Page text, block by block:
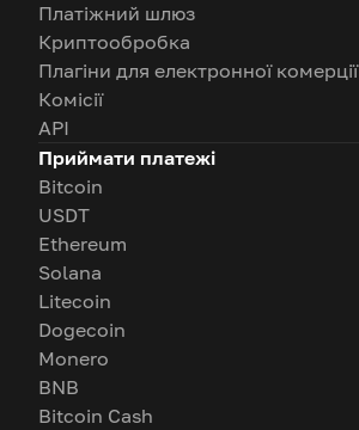
Платіжний шлюз
Криптообробка
Плагіни для електронної комерції
Комісії
API
Приймати платежі
Bitcoin
USDT
Ethereum
Solana
Litecoin
Dogecoin
Monero
BNB
Bitcoin Cash